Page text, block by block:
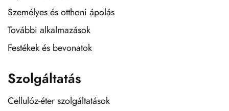
Személyes és otthoni ápolás
További alkalmazások
Festékek és bevonatok
Szolgáltatás
Cellulóz-éter szolgáltatások